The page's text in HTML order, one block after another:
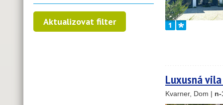
Luxusná
Kvarner, Dom | n-